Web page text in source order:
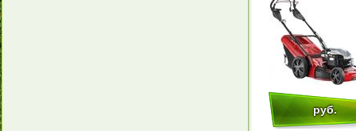
руб.